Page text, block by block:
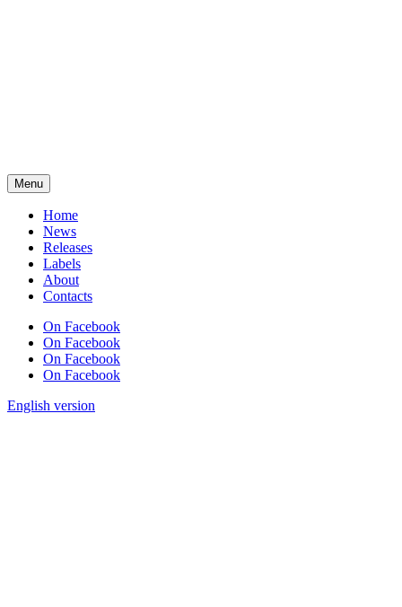
Menu
Home
News
Releases
Labels
About
Contacts
On Facebook
On Facebook
On Facebook
On Facebook
English version